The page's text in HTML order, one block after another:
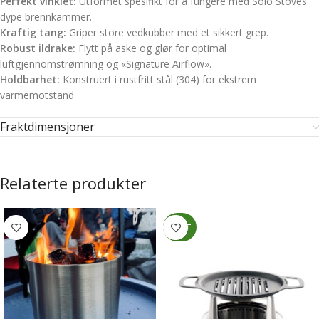
dype brennkammer.
Kraftig tang: Griper store vedkubber med et sikkert grep.
Robust ildrake: Flytt på aske og glør for optimal
luftgjennomstrømning og «Signature Airflow».
Holdbarhet: Konstruert i rustfritt stål (304) for ekstrem
varmemotstand
Fraktdimensjoner
Relaterte produkter
NYHET